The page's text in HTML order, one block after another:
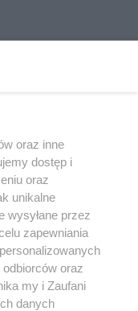
być powielany i
w jakikolwiek sposób (w
polu
w
Jakiekolwiek użycie lub
naruszeniem prawa,
kary i może być
oraz inne
dostęp i
oraz
unikalne
wysyłane przez
zapewniania
oraz
my i Zaufani
danych